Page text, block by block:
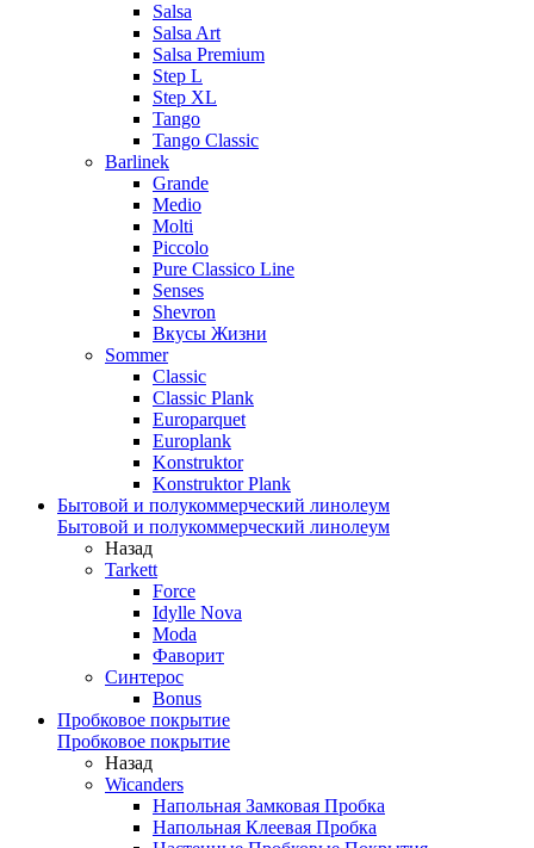
Salsa
Salsa Art
Salsa Premium
Step L
Step XL
Tango
Tango Classic
Barlinek
Grande
Medio
Molti
Piccolo
Pure Classico Line
Senses
Shevron
Вкусы Жизни
Sommer
Classic
Classic Plank
Europarquet
Europlank
Konstruktor
Konstruktor Plank
Бытовой и полукоммерческий линолеум
Бытовой и полукоммерческий линолеум
Назад
Tarkett
Force
Idylle Nova
Moda
Фаворит
Синтерос
Bonus
Пробковое покрытие
Пробковое покрытие
Назад
Wicanders
Напольная Замковая Пробка
Напольная Клеевая Пробка